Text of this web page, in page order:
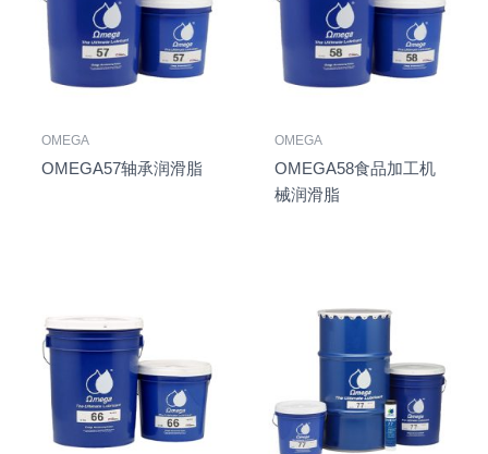
OMEGA
OMEGA57轴承润滑脂
OMEGA
OMEGA58食品加工机
械润滑脂